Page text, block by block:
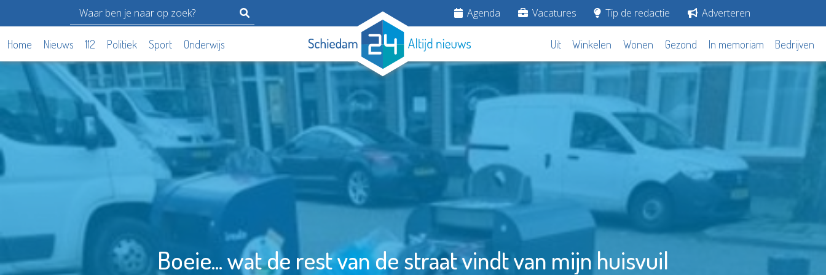
Agenda Vacatures Tip de redactie Adverteren
Home Nieuws 112 Politiek Sport Onderwijs Uit Winkelen Wonen Gezond In memoriam Bedrijven
Boeie... wat de rest van de straat vindt van mijn huisvuil